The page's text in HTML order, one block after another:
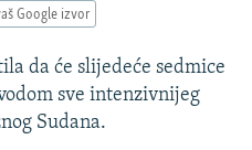
Google izvor
da će slijedeće sedmice
sve intenzivnijeg
Sudana.